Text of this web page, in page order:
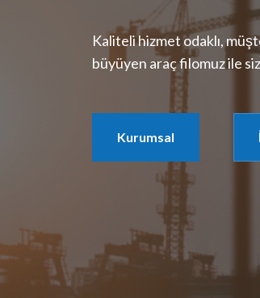
Kaliteli hizmet odaklı,
büyüyen araç filomuz ile
Kurumsal